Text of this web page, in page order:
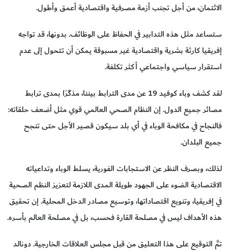
الائتمان، من أجل تجنب أزمة مصرفية واقتصادية أعمق وأطول.
ستساعد مثل هذه التدابير في الحفاظ على الوظائف. بدونها، قد تواجه
إفريقيا كارثة بشرية واقتصادية غير مسبوقة يمكن أن تتحول إلى عدم
استقرار سياسي واجتماعي أكثر تكلفة.
لقد كشف وباء كوفيد 19 عن مدى الترابط بيننا، مذكّرًا بمدى ترابط
مصائر جميع الدول. إن النظام الصحي العالمي قوي مثل أضعف حلقاته:
فالنجاح في مكافحة الوباء في أي بلد سيكون قصير الأجل حتى تنجح
جميع البلدان.
لذلك، وبصرف النظر عن الاستجابات الفورية، يسلط الوباء وتداعياته
الاقتصادية الضوء على الجهود طويلة المدى اللازمة لتعزيز النظم الصحية
في إفريقيا، وتنويع اقتصاداتها، وتوسيع مصادر الدخل المحلية. إن تحقيق
هذه الأهداف ليس في مصلحة القارة فحسب، بل في مصلحة العالم بأسره.
تمَّ التوقيع على هذا التعليق من قبل مجلس العلاقات الخارجية. دونالد